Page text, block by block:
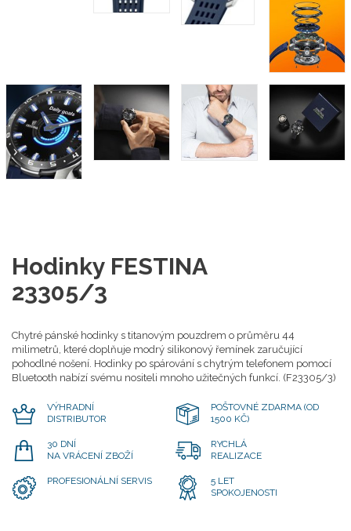
Hodinky FESTINA
23305/3
Chytré pánské hodinky s titanovým pouzdrem o průměru 44
milimetrů, které doplňuje modrý silikonový řemínek zaručující
pohodlné nošení. Hodinky po spárování s chytrým telefonem pomocí
Bluetooth nabízí svému nositeli mnoho užitečných funkcí. (F23305/3)
VÝHRADNÍ
DISTRIBUTOR
POŠTOVNÉ ZDARMA (OD
1500 KČ)
30 DNÍ
NA VRÁCENÍ ZBOŽÍ
RYCHLÁ
REALIZACE
PROFESIONÁLNÍ SERVIS
5 LET
SPOKOJENOSTI